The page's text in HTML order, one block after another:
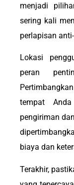
menjadi
sering kali
perlapisan
Lokasi
peran
tempat
pengiriman
biaya dan
Terakhir,